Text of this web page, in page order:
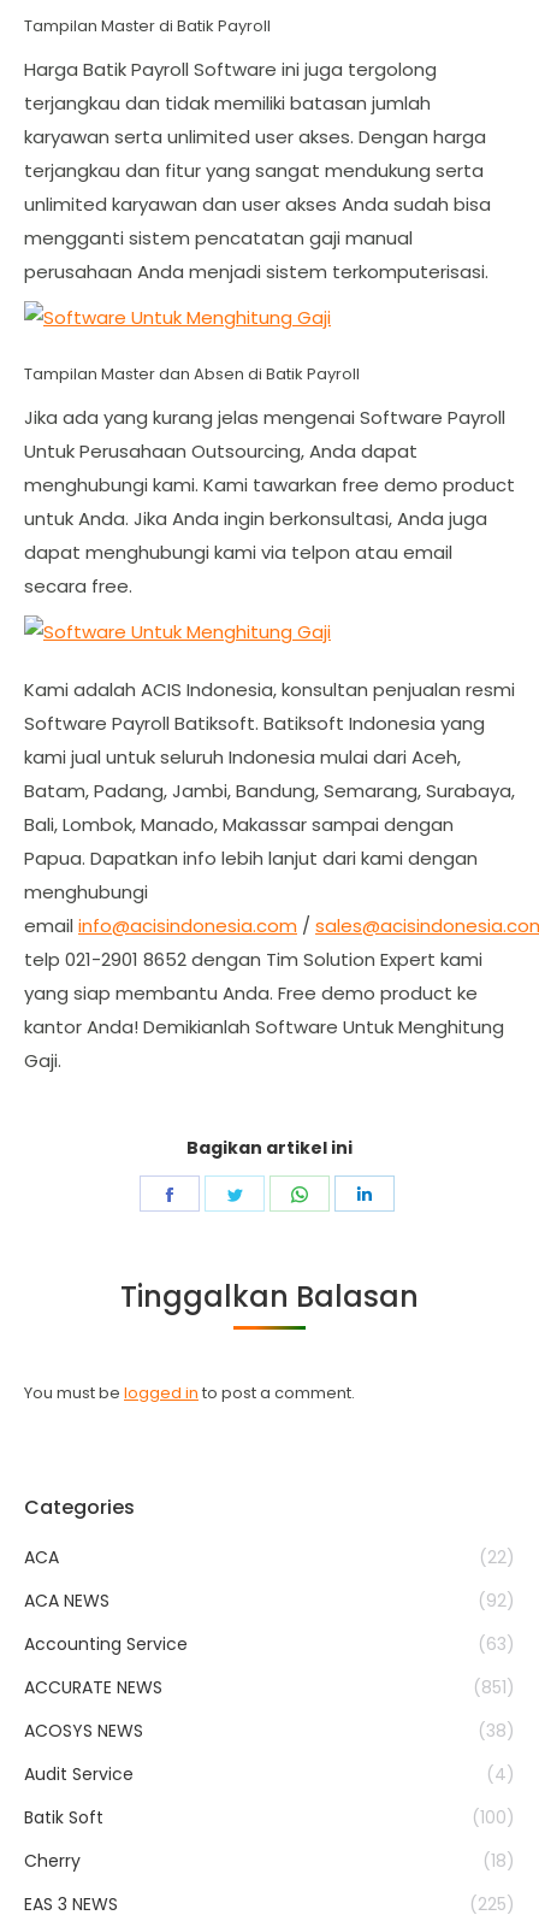
Tampilan Master di Batik Payroll
Harga Batik Payroll Software ini juga tergolong
terjangkau dan tidak memiliki batasan jumlah
karyawan serta unlimited user akses. Dengan harga
terjangkau dan fitur yang sangat mendukung serta
unlimited karyawan dan user akses Anda sudah bisa
mengganti sistem pencatatan gaji manual
perusahaan Anda menjadi sistem terkomputerisasi.
Tampilan Master dan Absen di Batik Payroll
Jika ada yang kurang jelas mengenai Software Payroll
Untuk Perusahaan Outsourcing, Anda dapat
menghubungi kami. Kami tawarkan free demo product
untuk Anda. Jika Anda ingin berkonsultasi, Anda juga
dapat menghubungi kami via telpon atau email
secara free.
Kami adalah ACIS Indonesia, konsultan penjualan resmi
Software Payroll Batiksoft. Batiksoft Indonesia yang
kami jual untuk seluruh Indonesia mulai dari Aceh,
Batam, Padang, Jambi, Bandung, Semarang, Surabaya,
Bali, Lombok, Manado, Makassar sampai dengan
Papua. Dapatkan info lebih lanjut dari kami dengan
menghubungi
email info@acisindonesia.com /
telp 021-2901 8652 dengan Tim Solution Expert kami
yang siap membantu Anda. Free demo product ke
kantor Anda! Demikianlah Software Untuk Menghitung
Gaji.
Bagikan artikel ini
Share
Share
Share
Tinggalkan Balasan
You must be logged in to post a comment.
Categories
ACA
(22)
ACA NEWS
(92)
Accounting Service
(63)
ACCURATE NEWS
(851)
ACOSYS NEWS
(38)
Audit Service
(4)
Batik Soft
(100)
Cherry
(18)
EAS 3 NEWS
(225)